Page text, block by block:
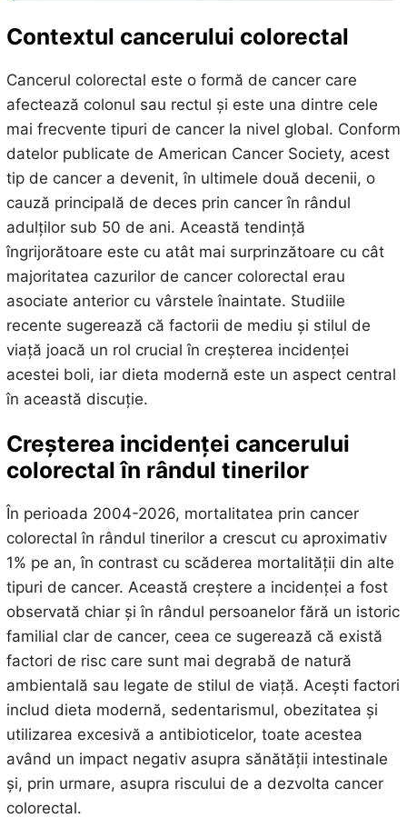
Contextul cancerului colorectal
Cancerul colorectal este o formă de cancer care
afectează colonul sau rectul și este una dintre cele
mai frecvente tipuri de cancer la nivel global. Conform
datelor publicate de American Cancer Society, acest
tip de cancer a devenit, în ultimele două decenii, o
cauză principală de deces prin cancer în rândul
adulților sub 50 de ani. Această tendință
îngrijorătoare este cu atât mai surprinzătoare cu cât
majoritatea cazurilor de cancer colorectal erau
asociate anterior cu vârstele înaintate. Studiile
recente sugerează că factorii de mediu și stilul de
viață joacă un rol crucial în creșterea incidenței
acestei boli, iar dieta modernă este un aspect central
în această discuție.
Creșterea incidenței cancerului
colorectal în rândul tinerilor
În perioada 2004-2026, mortalitatea prin cancer
colorectal în rândul tinerilor a crescut cu aproximativ
1% pe an, în contrast cu scăderea mortalității din alte
tipuri de cancer. Această creștere a incidenței a fost
observată chiar și în rândul persoanelor fără un istoric
familial clar de cancer, ceea ce sugerează că există
factori de risc care sunt mai degrabă de natură
ambientală sau legate de stilul de viață. Acești factori
includ dieta modernă, sedentarismul, obezitatea și
utilizarea excesivă a antibioticelor, toate acestea
având un impact negativ asupra sănătății intestinale
și, prin urmare, asupra riscului de a dezvolta cancer
colorectal.